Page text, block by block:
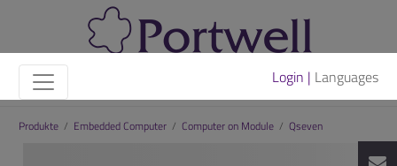
Login | Languages
Produkte / Embedded Computer / Computer on Module / Qseven